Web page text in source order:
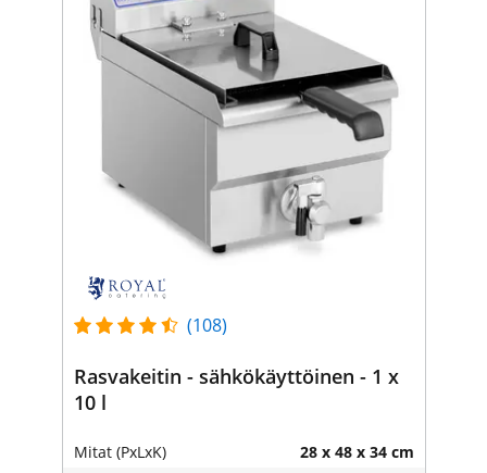
(108)
Rasvakeitin - sähkökäyttöinen - 1 x
10 l
Mitat (PxLxK) 28 x 48 x 34 cm